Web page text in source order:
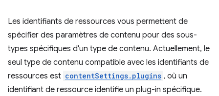
Les identifiants de ressources vous permettent de
spécifier des paramètres de contenu pour des sous-
types spécifiques d'un type de contenu. Actuellement, le
seul type de contenu compatible avec les identifiants de
ressources est contentSettings.plugins , où un
identifiant de ressource identifie un plug-in spécifique.